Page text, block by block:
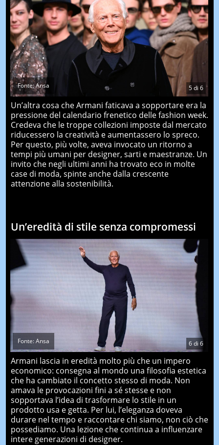
5di 6
Fonte: Ansa
Un’altra cosa che Armani faticava a sopportare era la
pressione del calendario frenetico delle fashion week.
Credeva che le troppe collezioni imposte dal mercato
riducessero la creatività e aumentassero lo spreco.
Per questo, più volte, aveva invocato un ritorno a
tempi più umani per designer, sarti e maestranze. Un
invito che negli ultimi anni ha trovato eco in molte
case di moda, spinte anche dalla crescente
attenzione alla sostenibilità.
Un’eredità di stile senza compromessi
6di 6
Fonte: Ansa
Armani lascia in eredità molto più che un impero
economico: consegna al mondo una filosofia estetica
che ha cambiato il concetto stesso di moda. Non
amava le provocazioni fini a sé stesse e non
sopportava l’idea di trasformare lo stile in un
prodotto usa e getta. Per lui, l’eleganza doveva
durare nel tempo e raccontare chi siamo, non ciò che
possediamo. Una lezione che continua a influenzare
intere generazioni di designer.